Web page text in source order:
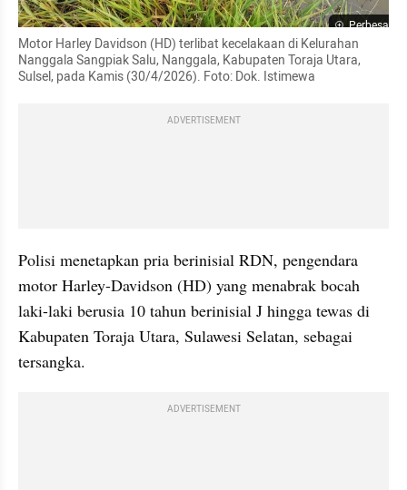
Perbesar
Motor Harley Davidson (HD) terlibat kecelakaan di Kelurahan
Nanggala Sangpiak Salu, Nanggala, Kabupaten Toraja Utara,
Sulsel, pada Kamis (30/4/2026). Foto: Dok. Istimewa
ADVERTISEMENT
Polisi menetapkan pria berinisial RDN, pengendara
motor Harley-Davidson (HD) yang menabrak bocah
laki-laki berusia 10 tahun berinisial J hingga tewas di
Kabupaten Toraja Utara, Sulawesi Selatan, sebagai
tersangka.
ADVERTISEMENT